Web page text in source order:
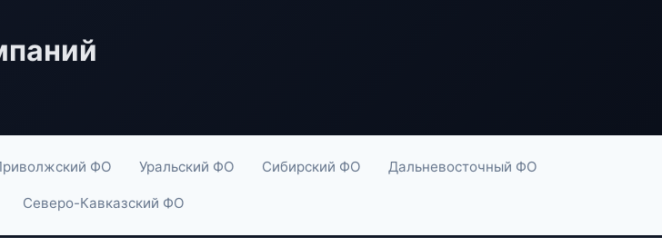
ФО Уральский ФО Сибирский ФО Дальневосточный ФО
Северо-Кавказский ФО